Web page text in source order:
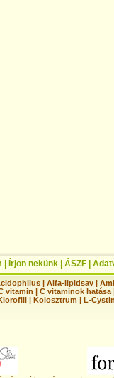
Írjon nekünk ÁSZF
| Alfa-lipidsav|
vitamin | C vitaminok hatása
| Kolosztrum | L-